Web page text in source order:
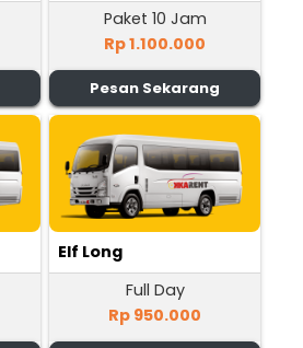
Paket 10 Jam
Rp 1.100.000
Pesan Sekarang
Elf Long
Full Day
Rp 950.000